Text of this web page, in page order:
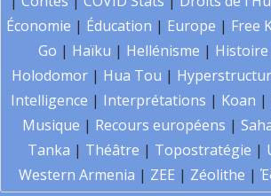
Économie | Éducation | Europe | Free
Go | Haïku | Hellénisme |
Holodomor | Hua Tou |
Intelligence | Interprétations | Koan |
Musique | Recours européens |
Tanka | Théâtre | Topostratégie |
Western Armenia | ZEE | Zéolithe |